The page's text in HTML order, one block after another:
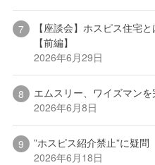
【座談会】ホスピス住宅
【前編】
2026年6月29日
エムスリー、ワイズマン
2026年6月8日
”ホスピス紹介禁止”に疑問
2026年6月18日